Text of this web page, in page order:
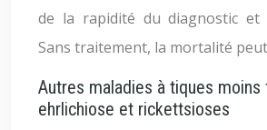
de la rapidité du diagnostic et
Sans traitement, la mortalité
Autres maladies à tiques moins
ehrlichiose et rickettsioses